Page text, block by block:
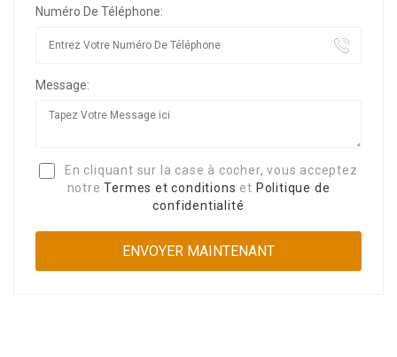
Numéro De Téléphone:
Message:
En cliquant sur la case à cocher, vous acceptez
notreTermes et conditions et Politique de
confidentialité